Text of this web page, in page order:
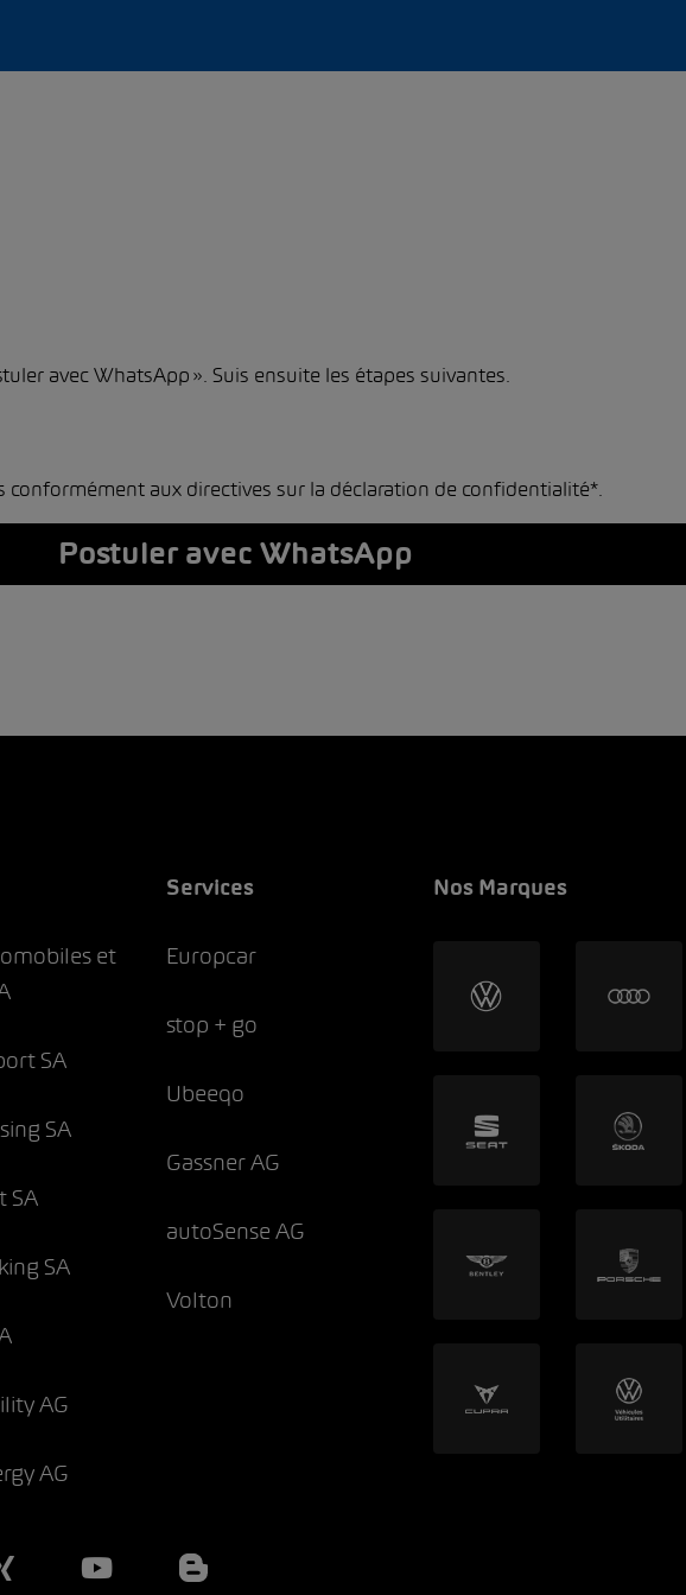
avec WhatsApp ». Suis ensuite les étapes suivantes.
conformément aux directives sur la déclaration de confidentialité*.
Postuler avec WhatsApp
et
SA
SA
SA
SA
AG
AG
Services
Europcar
stop + go
Ubeeqo
Gassner AG
autoSense AG
Volton
Nos Marques